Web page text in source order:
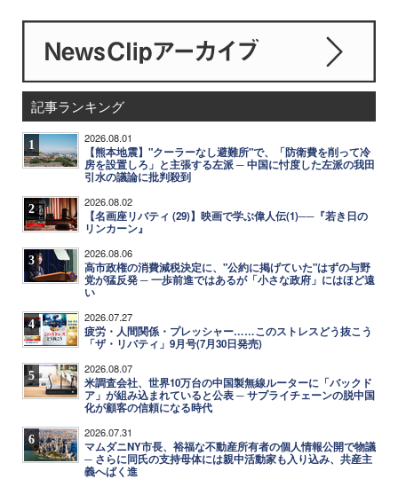
記事ランキング
1 2026.08.01
【熊本地震】"クーラーなし避難所"で、「防衛費を削って冷
房を設置しろ」と主張する左派 ─ 中国に忖度した左派の我田
引水の議論に批判殺到
2 2026.08.02
【名画座リバティ (29)】映画で学ぶ偉人伝(1)──『若き日の
リンカーン』
3 2026.08.06
高市政権の消費減税決定に、"公約に掲げていた"はずの与野
党が猛反発 ─ 一歩前進ではあるが「小さな政府」にはほど遠
い
4 2026.07.27
疲労・人間関係・プレッシャー……このストレスどう抜こう
「ザ・リバティ」9月号(7月30日発売)
5 2026.08.07
米調査会社、世界10万台の中国製無線ルーターに「バックド
ア」が組み込まれていると公表 ─ サプライチェーンの脱中国
化が顧客の信頼になる時代
6 2026.07.31
マムダニNY市長、裕福な不動産所有者の個人情報公開で物議
─ さらに同氏の支持母体には親中活動家も入り込み、共産主
義へばく進